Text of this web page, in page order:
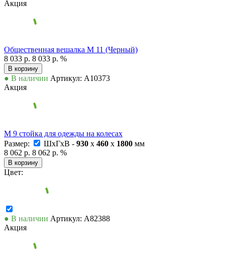
Акция
Общественная вешалка М 11 (Черный)
8 033 р. 8 033 р. %
В корзину
● В наличии Артикул: А10373
Акция
М 9 стойка для одежды на колесах
Размер:
ШxГxВ - 930 x 460 x 1800 мм
8 062 р. 8 062 р. %
В корзину
Цвет:
● В наличии Артикул: А82388
Акция